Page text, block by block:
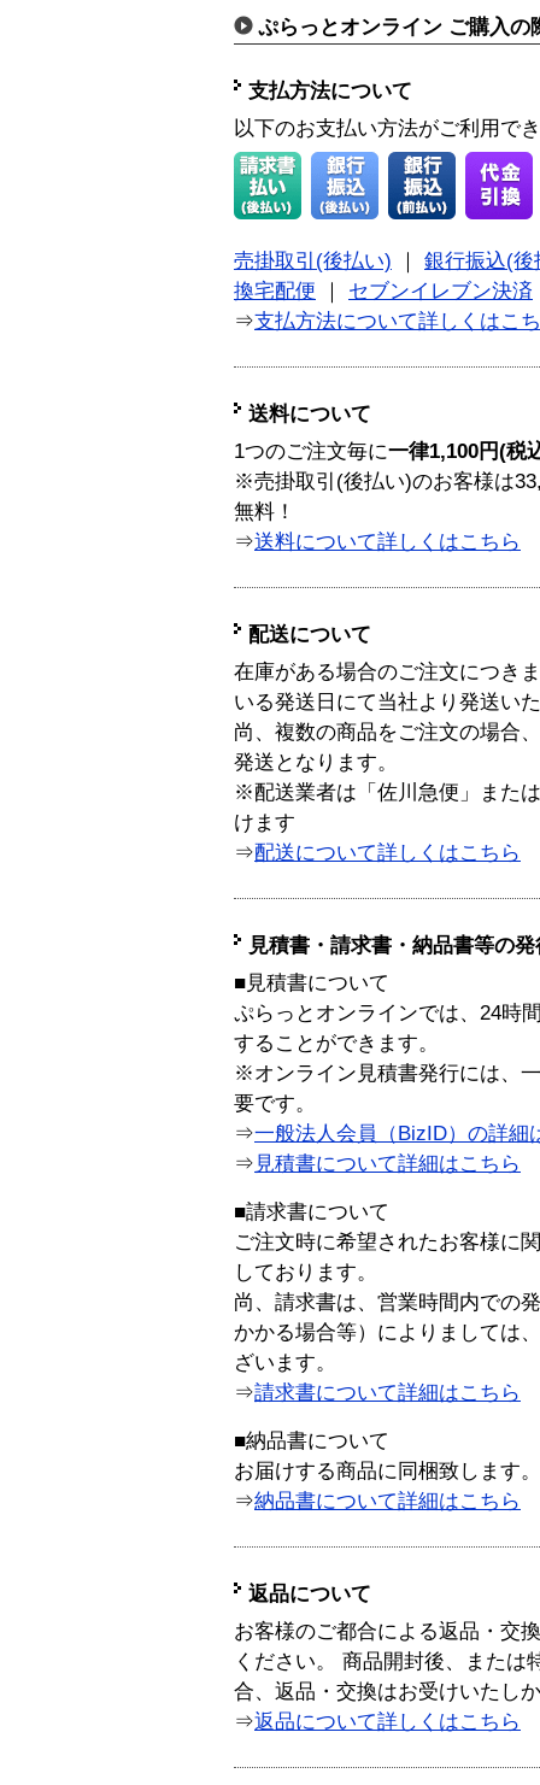
ぷらっとオンライン ご購入の
支払方法について
以下のお支払い方法がご利用で
売掛取引(後払い)
銀行振込(後
換宅配便
セブンイレブン決済
⇒支払方法について詳しくはこ
送料について
1つのご注文毎に一律1,100円(税
※売掛取引(後払い)のお客様は
無料！
⇒送料について詳しくはこちら
配送について
在庫がある場合のご注文につき
いる発送日にて当社より発送い
尚、複数の商品をご注文の場合
発送となります。
※配送業者は「佐川急便」また
けます
⇒配送について詳しくはこちら
見積書・請求書・納品書等の
■見積書について
ぷらっとオンラインでは、24時
することができます。
※オンライン見積書発行には、
要です。
⇒一般法人会員（BizID）の詳細
⇒ 見積書について詳細はこちら
■請求書について
ご注文時に希望されたお客様に
しております。
尚、請求書は、営業時間内での
かかる場合等）によりましては
ざいます。
⇒請求書について詳細はこちら
■納品書について
お届けする商品に同梱致します。
⇒納品書について詳細はこちら
返品について
お客様のご都合による返品・交
ください。 商品開封後、または
合、返品・交換はお受けいたし
⇒返品について詳しくはこちら